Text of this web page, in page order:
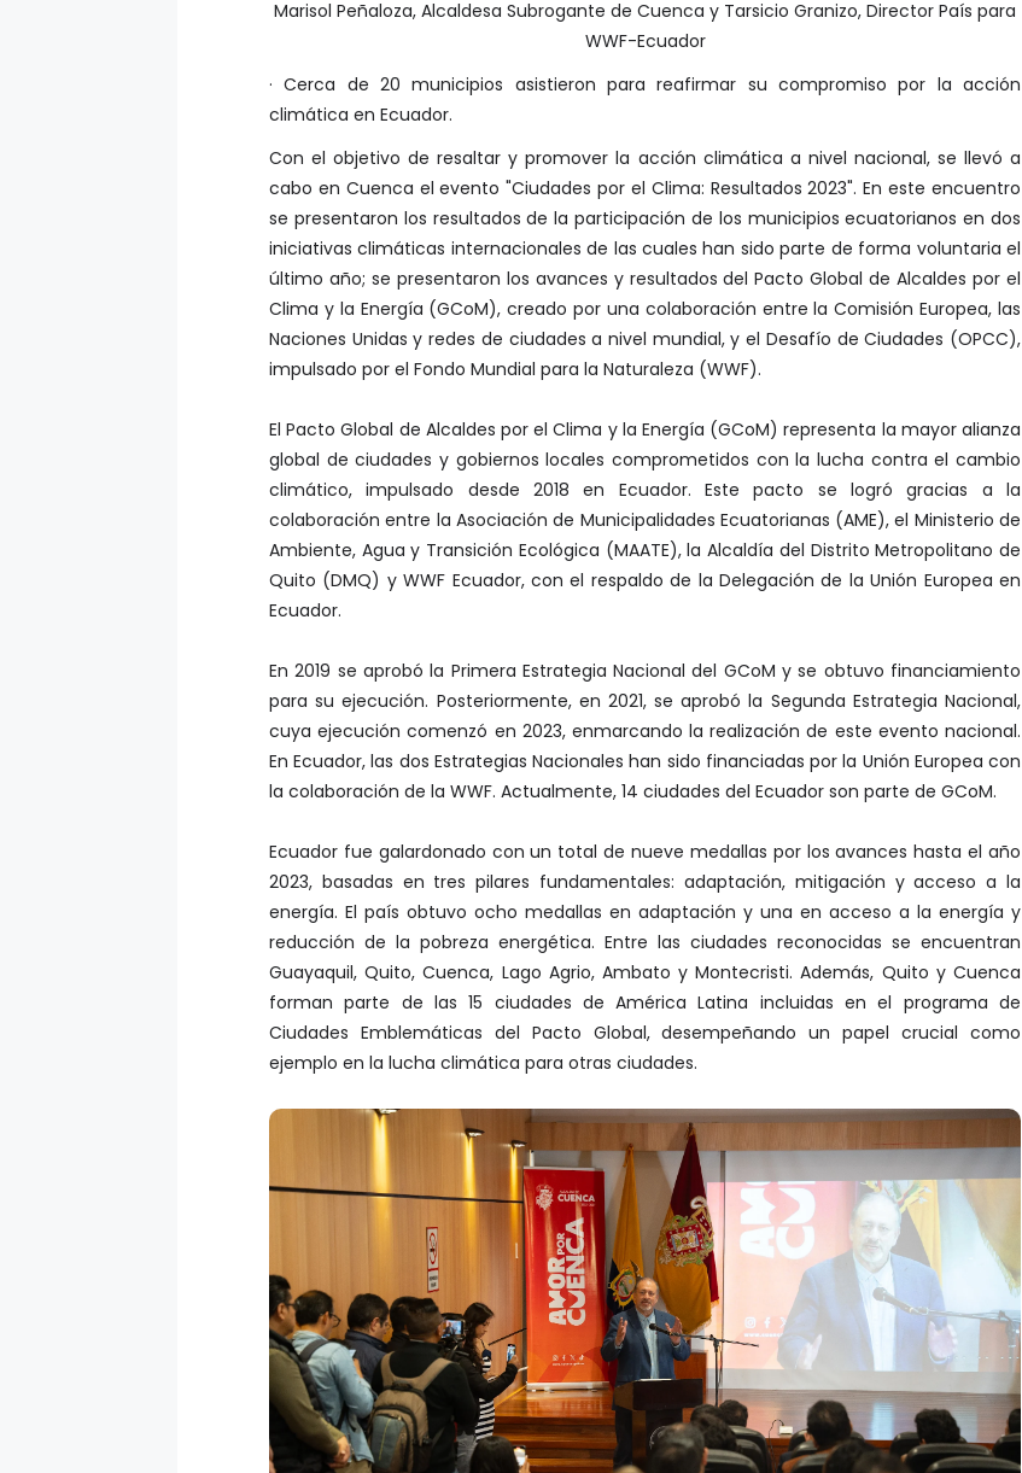
WWF-Ecuador
climática en Ecuador.
cabo en Cuenca el evento "Ciudades por el Clima: Resultados 2023". En este encuentro
se presentaron los resultados de la participación de los municipios ecuatorianos en dos
iniciativas climáticas internacionales de las cuales han sido parte de forma voluntaria el
último año; se presentaron los avances y resultados del Pacto Global de Alcaldes por el
Clima y la Energía (GCoM), creado por una colaboración entre la Comisión Europea, las
Naciones Unidas y redes de ciudades a nivel mundial, y el Desafío de Ciudades (OPCC),
impulsado por el Fondo Mundial para la Naturaleza (WWF).
global de ciudades y gobiernos locales comprometidos con la lucha contra el cambio
climático, impulsado desde 2018 en Ecuador. Este pacto se logró gracias a la
colaboración entre la Asociación de Municipalidades Ecuatorianas (AME), el Ministerio de
Ambiente, Agua y Transición Ecológica (MAATE), la Alcaldía del Distrito Metropolitano de
Quito (DMQ) y WWF Ecuador, con el respaldo de la Delegación de la Unión Europea en
Ecuador.
para su ejecución. Posteriormente, en 2021, se aprobó la Segunda Estrategia Nacional,
cuya ejecución comenzó en 2023, enmarcando la realización de este evento nacional.
En Ecuador, las dos Estrategias Nacionales han sido financiadas por la Unión Europea con
la colaboración de la WWF. Actualmente, 14 ciudades del Ecuador son parte de GCoM.
2023, basadas en tres pilares fundamentales: adaptación, mitigación y acceso a la
energía. El país obtuvo ocho medallas en adaptación y una en acceso a la energía y
reducción de la pobreza energética. Entre las ciudades reconocidas se encuentran
Guayaquil, Quito, Cuenca, Lago Agrio, Ambato y Montecristi. Además, Quito y Cuenca
forman parte de las 15 ciudades de América Latina incluidas en el programa de
Ciudades Emblemáticas del Pacto Global, desempeñando un papel crucial como
ejemplo en la lucha climática para otras ciudades.